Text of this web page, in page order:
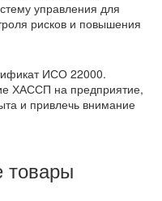
управления для
рисков и повышения
ИСО 22000.
ХАССП на предприятие,
и привлечь внимание
товары